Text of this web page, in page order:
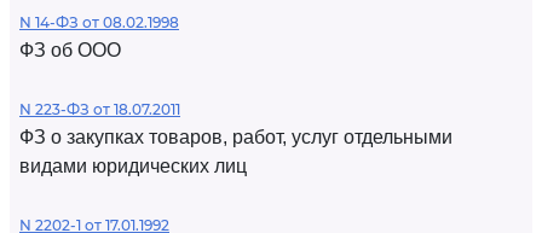
N 14-ФЗ от 08.02.1998
ФЗ об ООО
N 223-ФЗ от 18.07.2011
ФЗ о закупках товаров, работ, услуг отдельными
видами юридических лиц
N 2202-1 от 17.01.1992